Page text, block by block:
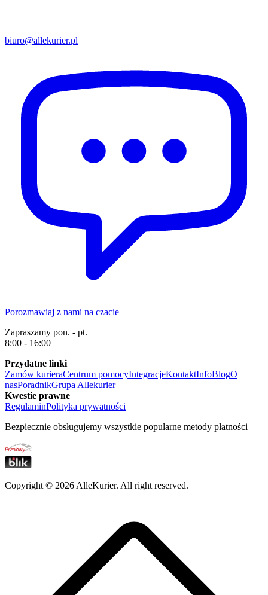
biuro@allekurier.pl
Porozmawiaj z nami na czacie
Zapraszamy pon. - pt.
8:00 - 16:00
Przydatne linki
Zamów kurieraCentrum pomocyIntegracjeKontaktInfoBlogO
nasPoradnikGrupa Allekurier
Kwestie prawne
RegulaminPolityka prywatności
Bezpiecznie obsługujemy wszystkie popularne metody płatności
Copyright © 2026 AlleKurier. All right reserved.